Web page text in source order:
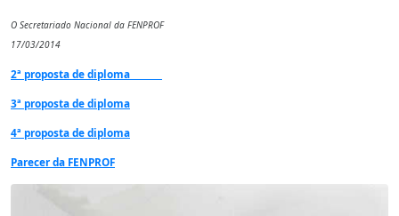
O Secretariado Nacional da FENPROF
17/03/2014
2ª proposta de diploma
3ª proposta de diploma
4ª proposta de diploma
Parecer da FENPROF